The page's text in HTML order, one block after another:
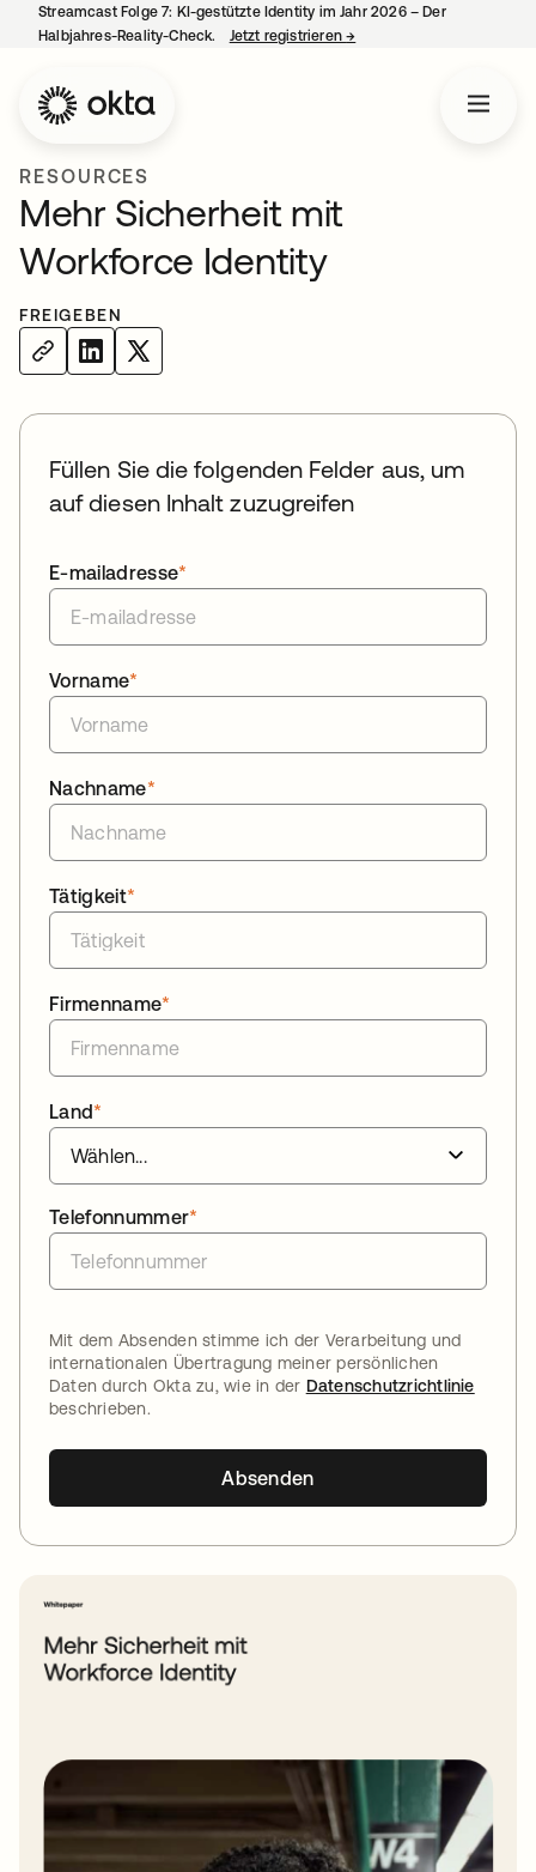
Streamcast Folge 7: KI-gestützte Identity im Jahr 2026 – Der
Halbjahres-Reality-Check.
Jetzt registrieren→
RESOURCES
Mehr Sicherheit mit
Workforce Identity
FREIGEBEN
Füllen Sie die folgenden Felder aus, um
auf diesen Inhalt zuzugreifen
*
E-mailadresse
*
Vorname
*
Nachname
*
Tätigkeit
*
Firmenname
*
Land
*
Telefonnummer
Mit dem Absenden stimme ich der Verarbeitung und
internationalen Übertragung meiner persönlichen
Daten durch Okta zu, wie in der Datenschutzrichtlinie
beschrieben.
Absenden